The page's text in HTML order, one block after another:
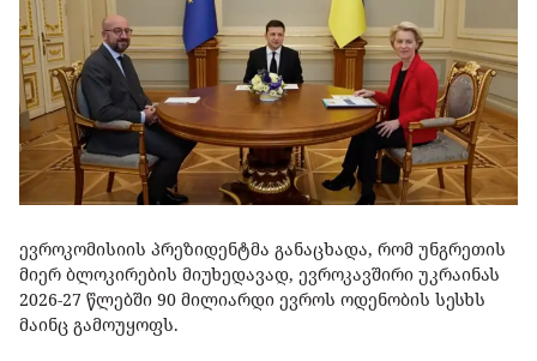
ევროკომისიის პრეზიდენტმა განაცხადა, რომ უნგრეთის
მიერ ბლოკირების მიუხედავად, ევროკავშირი უკრაინას
2026-27 წლებში 90 მილიარდი ევროს ოდენობის სესხს
მაინც გამოუყოფს.